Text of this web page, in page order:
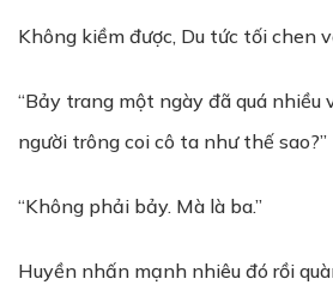
Không kiềm được, Du tức tối chen
“Bảy trang một ngày đã quá nhiều
người trông coi cô ta như thế sao?”
“Không phải bảy. Mà là ba.”
Huyền nhấn mạnh nhiêu đó rồi